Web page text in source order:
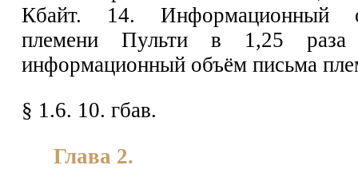
Кбайт. 14. Информационный
племени Пульти в 1,25
информационный объём письма
§ 1.6. 10. гбав.
Глава 2.